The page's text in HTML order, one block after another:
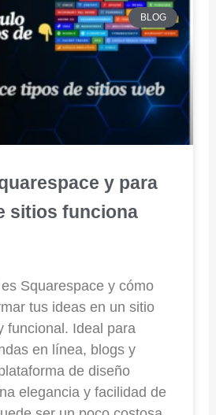
BLOG
y para
sitios funciona
Squarespace y cómo
tus ideas en un sitio
funcional. Ideal para
en línea, blogs y
de diseño
elegancia y facilidad de